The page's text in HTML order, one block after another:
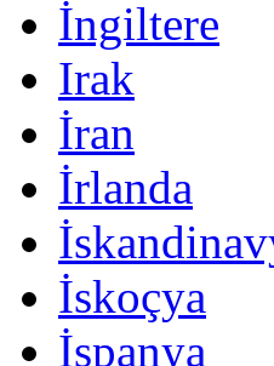
İngiltere
Irak
İran
İrlanda
İskoçya
İspanya